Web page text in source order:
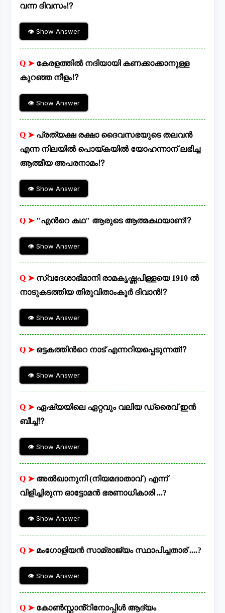
വന്ന ദിവസം⁉
👁 Show Answer
Q ➤ കേരളത്തിൽ നദിയായി കണക്കാക്കാനുള്ള
കുറഞ്ഞ നീളം⁉
👁 Show Answer
Q ➤ പ്രത്യക്ഷ രക്ഷാ ദൈവസഭയുടെ തലവൻ
എന്ന നിലയിൽ പൊയ്കയിൽ യോഹന്നാന് ലഭിച്ച
ആത്മീയ അപരനാമം⁉
👁 Show Answer
Q ➤ "എന്‍റെ കഥ" ആരുടെ ആത്മകഥയാണ്⁉
👁 Show Answer
Q ➤ സ്വദേശാഭിമാനി രാമകൃഷ്ണപിള്ളയെ 1910 ൽ
നാടുകടത്തിയ തിരുവിതാംകൂർ ദിവാൻ⁉
👁 Show Answer
Q ➤ ഒട്ടകത്തിന്‍റെ നാട് എന്നറിയപ്പെടുന്നത്⁉
👁 Show Answer
Q ➤ ഏഷ്യയിലെ ഏറ്റവും വലിയ ഡ്രൈവ് ഇന്‍
ബീച്ച്⁉
👁 Show Answer
Q ➤ അൽഖാനുനി (നിയമദാതാവ് ) എന്ന്
വിളിച്ചിരുന്ന ഓട്ടോമൻ ഭരണാധികാരി ...?
👁 Show Answer
Q ➤ മംഗോളിയൻ സാമ്രാജ്യം സ്ഥാപിച്ചതാര് ....?
👁 Show Answer
Q ➤ കോൺസ്റ്റാൻ്റിനോപ്പിൾ ആദ്യം